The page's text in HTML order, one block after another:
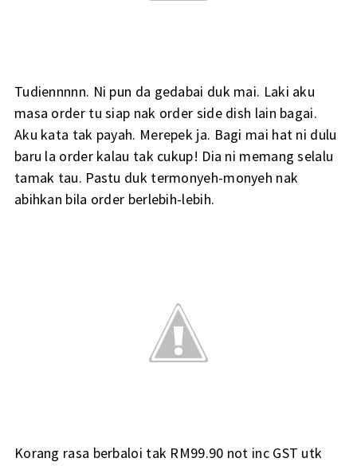
Tudiennnnn. Ni pun da gedabai duk mai. Laki aku
masa order tu siap nak order side dish lain bagai.
Aku kata tak payah. Merepek ja. Bagi mai hat ni dulu
baru la order kalau tak cukup! Dia ni memang selalu
tamak tau. Pastu duk termonyeh-monyeh nak
abihkan bila order berlebih-lebih.
Korang rasa berbaloi tak RM99.90 not inc GST utk